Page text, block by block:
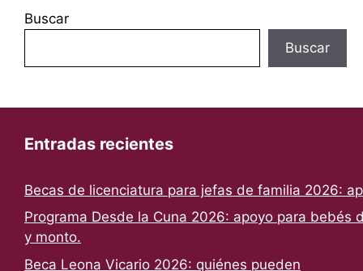
Buscar
Buscar
Entradas recientes
Becas de licenciatura para jefas de familia 2026:
Programa Desde la Cuna 2026: apoyo para bebés
y monto.
Beca Leona Vicario 2026: quiénes pueden